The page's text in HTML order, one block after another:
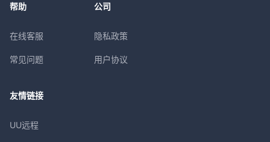
帮助
在线客服
常见问题
公司
隐私政策
用户协议
友情链接
UU远程